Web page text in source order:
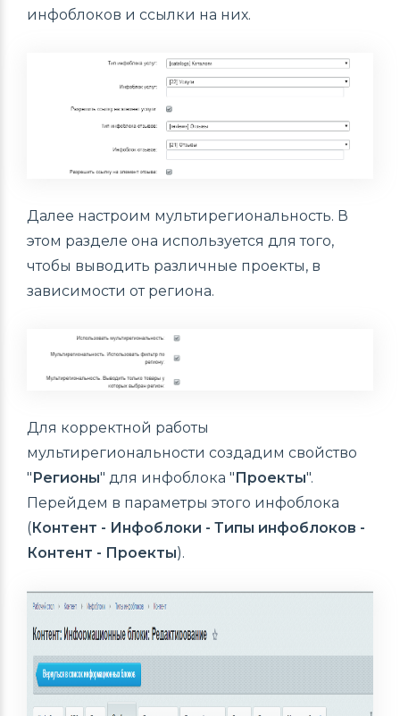
инфоблоков и ссылки на них.
Далее настроим мультирегиональность. В
этом разделе она используется для того,
чтобы выводить различные проекты, в
зависимости от региона.
Для корректной работы
мультирегиональности создадим свойство
"Регионы" для инфоблока "Проекты".
Перейдем в параметры этого инфоблока
(Контент - Инфоблоки - Типы инфоблоков -
Контент - Проекты).